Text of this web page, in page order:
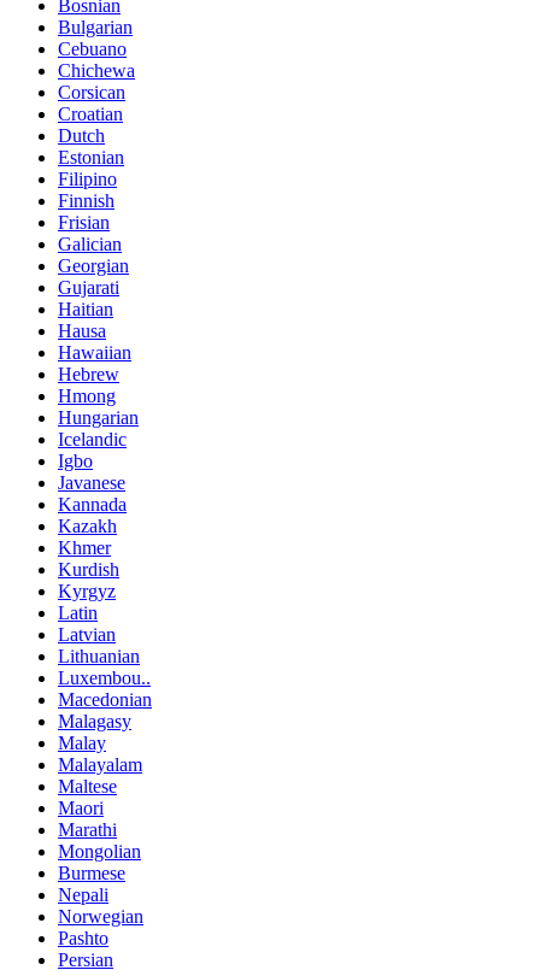
Bosnian
Bulgarian
Cebuano
Chichewa
Corsican
Croatian
Dutch
Estonian
Filipino
Finnish
Frisian
Galician
Georgian
Gujarati
Haitian
Hausa
Hawaiian
Hebrew
Hmong
Hungarian
Icelandic
Igbo
Javanese
Kannada
Kazakh
Khmer
Kurdish
Kyrgyz
Latin
Latvian
Lithuanian
Luxembou..
Macedonian
Malagasy
Malay
Malayalam
Maltese
Maori
Marathi
Mongolian
Burmese
Nepali
Norwegian
Pashto
Persian